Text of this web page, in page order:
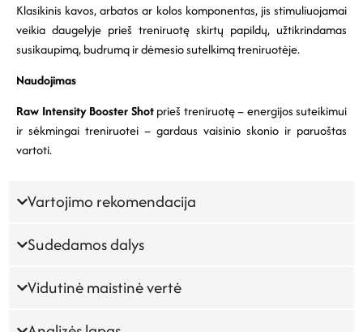
Klasikinis kavos, arbatos ar kolos komponentas, jis stimuliuojamai
veikia daugelyje prieš treniruotę skirtų papildų, užtikrindamas
susikaupimą, budrumą ir dėmesio sutelkimą treniruotėje.
Naudojimas
Raw Intensity Booster Shotprieš treniruotę – energijos suteikimui
ir sėkmingai treniruotei – gardaus vaisinio skonio ir paruoštas
vartoti.
Vartojimo rekomendacija
Sudedamos dalys
Vidutinė maistinė vertė